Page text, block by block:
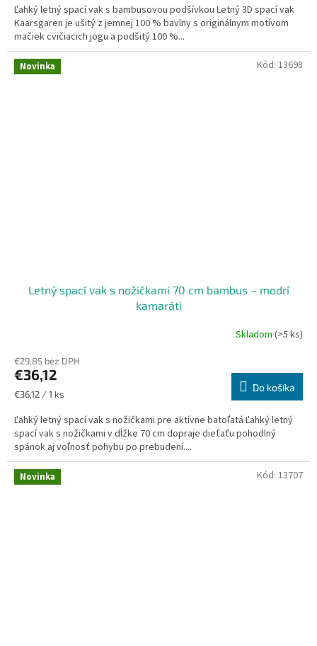
Ľahký letný spací vak s bambusovou podšívkou Letný 3D spací vak
Kaarsgaren je ušitý z jemnej 100 % bavlny s originálnym motívom
mačiek cvičiacich jogu a podšitý 100 %...
Novinka
Letný spací vak s nožičkami 70 cm bambus – modrí
kamaráti
Skladom (>5 ks)
€29,85 bez DPH
€36,12
Jednotková
€36,12 / 1 ks
Do košíka
Ľahký letný spací vak s nožičkami pre aktívne batoľatá Ľahký letný
spací vak s nožičkami v dĺžke 70 cm dopraje dieťaťu pohodlný
spánok aj voľnosť pohybu po prebudení....
Kód: 13698
Novinka Kód: 13707